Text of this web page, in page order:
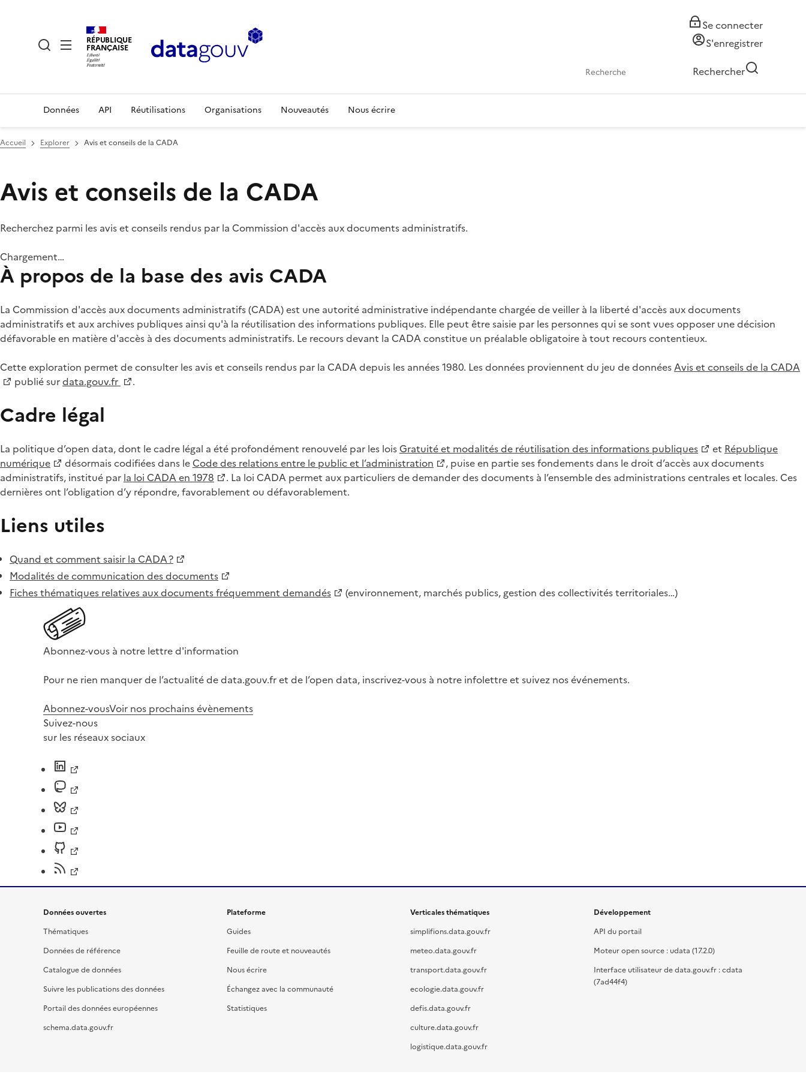
RÉPUBLIQUE
FRANÇAISE
Se connecter
S'enregistrer
Rechercher
Données API Réutilisations Organisations Nouveautés Nous écrire
Accueil Explorer Avis et conseils de la CADA
Avis et conseils de la CADA
Recherchez parmi les avis et conseils rendus par la Commission d'accès aux documents administratifs.
Chargement…
À propos de la base des avis CADA
La Commission d'accès aux documents administratifs (CADA) est une autorité administrative indépendante chargée de veiller à la liberté d'accès aux documents
administratifs et aux archives publiques ainsi qu'à la réutilisation des informations publiques. Elle peut être saisie par les personnes qui se sont vues opposer une décision
défavorable en matière d'accès à des documents administratifs. Le recours devant la CADA constitue un préalable obligatoire à tout recours contentieux.
Cette exploration permet de consulter les avis et conseils rendus par la CADA depuis les années 1980. Les données proviennent du jeu de donnéesAvis et conseils de la CADA
publié surdata.gouv.fr .
Cadre légal
La politique d’open data, dont le cadre légal a été profondément renouvelé par les loisGratuité et modalités de réutilisation des informations publiques et République
numérique
désormais codifiées dans le Code des relations entre le public et l’administration
, puise en partie ses fondements dans le droit d’accès aux documents
administratifs, institué par la loi CADA en 1978
. La loi CADA permet aux particuliers de demander des documents à l’ensemble des administrations centrales et locales. Ces
dernières ont l’obligation d’y répondre, favorablement ou défavorablement.
Liens utiles
Quand et comment saisir la CADA ?
Modalités de communication des documents
Fiches thématiques relatives aux documents fréquemment demandés
(environnement, marchés publics, gestion des collectivités territoriales…)
Abonnez-vous à notre lettre d'information
Pour ne rien manquer de l’actualité de data.gouv.fr et de l’open data, inscrivez-vous à notre infolettre et suivez nos événements.
Abonnez-vousVoir nos prochains évènements
Suivez-nous
sur les réseaux sociaux
Données ouvertes
Thématiques
Données de référence
Catalogue de données
Suivre les publications des données
Portail des données européennes
schema.data.gouv.fr
Plateforme
Guides
Feuille de route et nouveautés
Nous écrire
Échangez avec la communauté
Statistiques
Verticales thématiques
simplifions.data.gouv.fr
meteo.data.gouv.fr
transport.data.gouv.fr
ecologie.data.gouv.fr
defis.data.gouv.fr
culture.data.gouv.fr
logistique.data.gouv.fr
Développement
API du portail
Moteur open source : udata (17.2.0)
Interface utilisateur de data.gouv.fr : cdata
(7ad44f4)